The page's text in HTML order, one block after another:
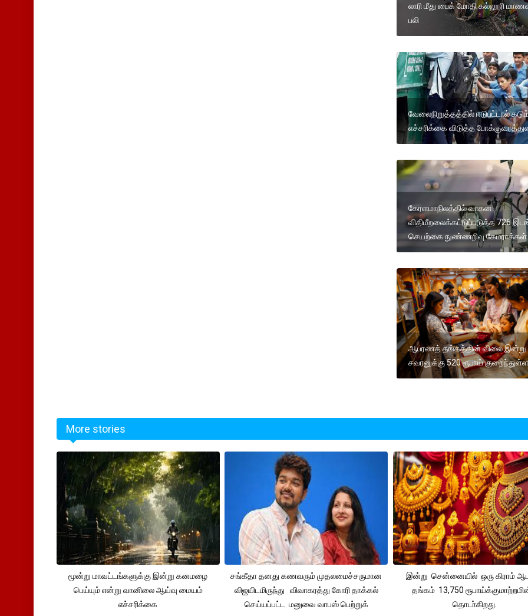
லாரி மீது பைக் மோதி கல்லூரி
பலி
வேலைநிறுத்தத்தில் ஈடுபட்டால்
எச்சரிக்கை விடுத்த
கேரளமாநிலத்தில் வாகன
விதிமீறலைக்கட்டுப்படுத்த 726
செயற்கை நுண்ணறிவு
ஆபரணத் தங்கத்தின் விலை இன்று
சவரனுக்கு 520 ரூபாய்
More stories
மூன்று மாவட்டங்களுக்கு இன்று கனமழை
பெய்யும் என்று வானிலை ஆய்வு மையம்
எச்சரிக்கை
சங்கீதா தனது கணவரும் முதலமைச்சருமான
விஜயிடமிருந்து விவாகரத்து கோரி தாக்கல்
செய்யப்பட்ட மனுவை வாபஸ் பெற்றுக்
இன்று சென்னையில் ஒரு கிராம்
தங்கம் 13,750
தொடா்கிறது.